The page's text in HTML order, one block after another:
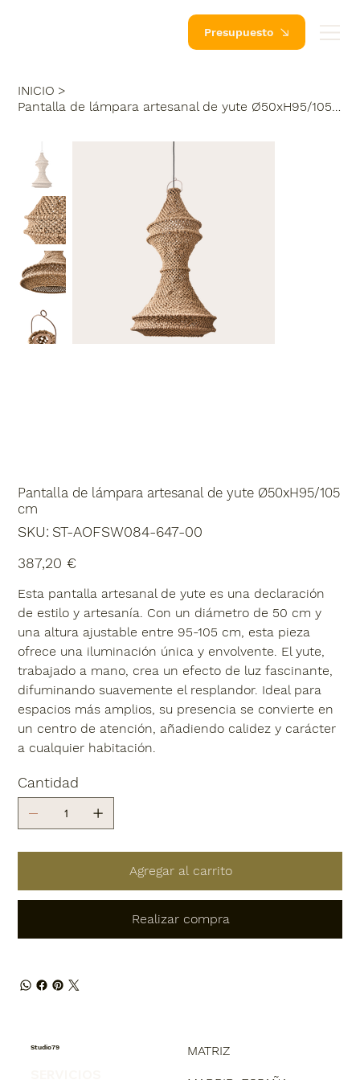
Presupuesto
INICIO >
Pantalla de lámpara artesanal de yute Ø50xH95/105
cm
SKU: SKU
ST-
00
ST-AOFSW084-647-00
387,20 €
Esta pantalla artesanal de yute es una declaración
de estilo y artesanía. Con un diámetro de 50 cm y
una altura ajustable entre 95-105 cm, esta pieza
ofrece una iluminación única y envolvente. El yute,
trabajado a mano, crea un efecto de luz fascinante,
difuminando suavemente el resplandor. Ideal para
espacios más amplios, su presencia se convierte en
un centro de atención, añadiendo calidez y carácter
a cualquier habitación.
Cantidad
Agregar al carrito
Realizar compra
Studio79 MATRIZ